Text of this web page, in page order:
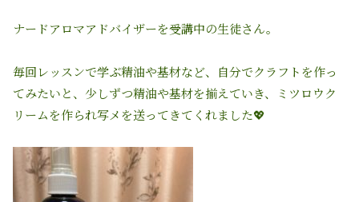
ナードアロマアドバイザーを受講中の生徒さん。
毎回レッスンで学ぶ精油や基材など、自分でクラフトを作っ
てみたいと、少しずつ精油や基材を揃えていき、ミツロウク
リームを作られ写メを送ってきてくれました💖